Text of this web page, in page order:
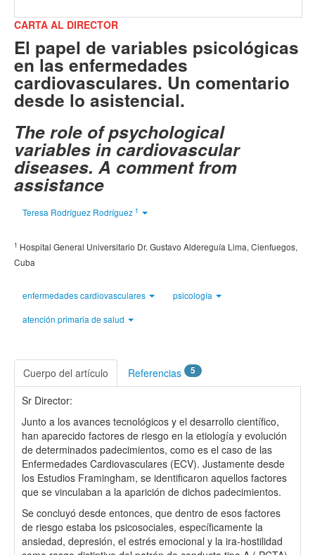
CARTA AL DIRECTOR
El papel de variables psicológicas
en las enfermedades
cardiovasculares. Un comentario
desde lo asistencial.
The role of psychological
variables in cardiovascular
diseases. A comment from
assistance
Teresa Rodríguez Rodríguez 1
1 Hospital General Universitario Dr. Gustavo Aldereguía Lima, Cienfuegos,
Cuba
enfermedades cardiovasculares
psicología
atención primaria de salud
Cuerpo del artículo Referencias 5
Sr Director:
Junto a los avances tecnológicos y el desarrollo científico,
han aparecido factores de riesgo en la etiología y evolución
de determinados padecimientos, como es el caso de las
Enfermedades Cardiovasculares (ECV). Justamente desde
los Estudios Framingham, se identificaron aquellos factores
que se vinculaban a la aparición de dichos padecimientos.
Se concluyó desde entonces, que dentro de esos factores
de riesgo estaba los psicosociales, específicamente la
ansiedad, depresión, el estrés emocional y la ira-hostilidad